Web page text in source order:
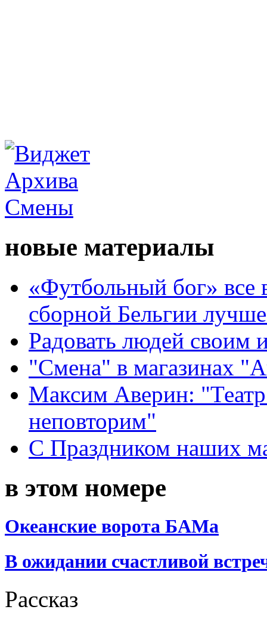
новые материалы
«Футбольный бог» все
сборной Бельгии
Радовать людей своим
"Смена" в магазинах
Максим Аверин:
неповторим"
С Праздником наших
в этом номере
Океанские ворота БАМа
В ожидании счастливой
Рассказ